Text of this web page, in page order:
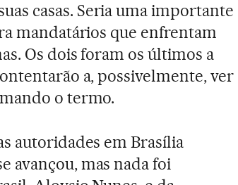
casas. Seria uma importante
mandatários que enfrentam
Os dois foram os últimos a
a, possivelmente, ver
o termo.
autoridades em Brasília
avançou, mas nada foi